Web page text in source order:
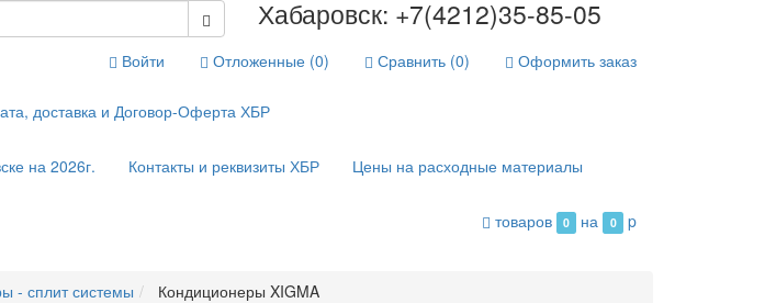
Хабаровск: +7(4212)35-85-05
Войти Отложенные (0) Сравнить (0) Оформить заказ
доставка и Договор-Оферта ХБР
на 2026г. Контакты и реквизиты ХБР Цены на расходные материалы
товаров 0 на 0 p
- сплит системы Кондиционеры XIGMA